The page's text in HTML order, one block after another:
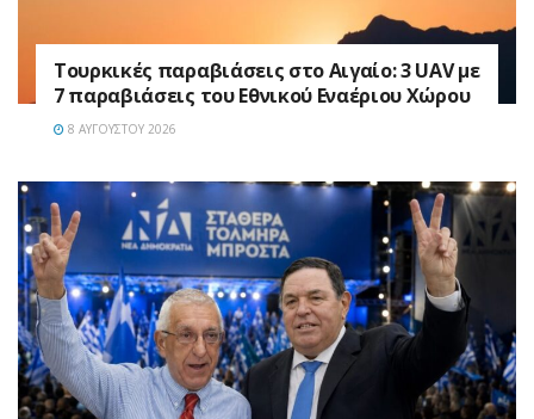
Τουρκικές παραβιάσεις στο Αιγαίο: 3 UAV με
7 παραβιάσεις του Εθνικού Εναέριου Χώρου
8 ΑΥΓΟΎΣΤΟΥ 2026